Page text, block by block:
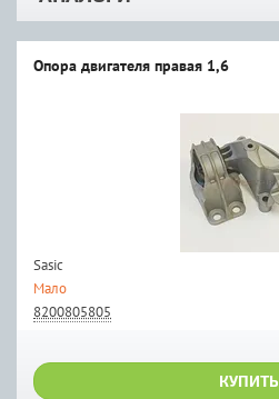
Опора двигателя правая 1,6
Sasic
Мало
8200805805
КУПИТЬ